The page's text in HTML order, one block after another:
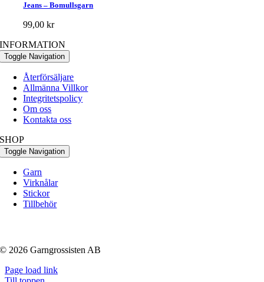
Jeans – Bomullsgarn
99,00kr
INFORMATION
Toggle Navigation
Återförsäljare
Allmänna Villkor
Integritetspolicy
Om oss
Kontakta oss
SHOP
Toggle Navigation
Garn
Virknålar
Stickor
Tillbehör
© 2026 Garngrossisten AB
Page load link